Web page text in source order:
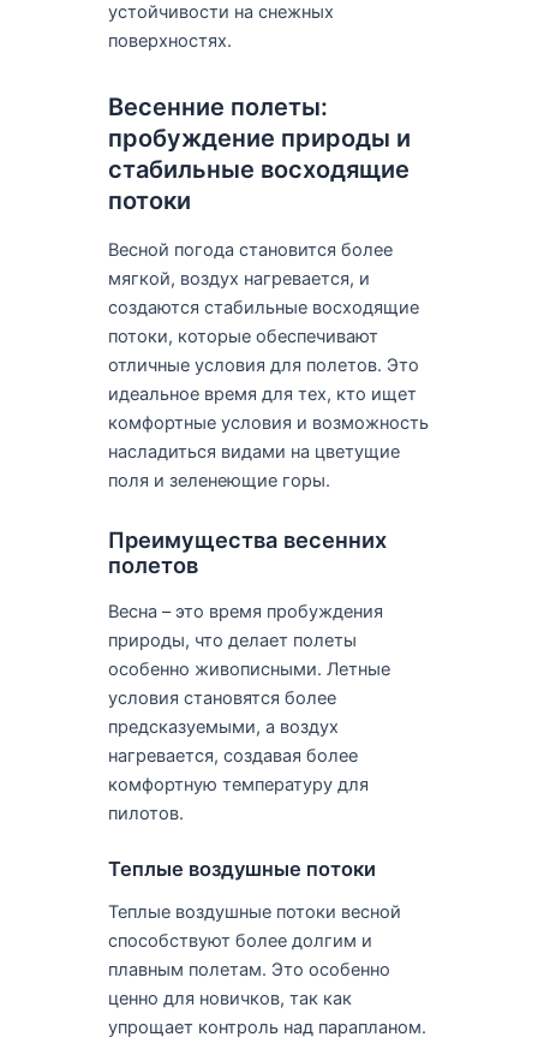
устойчивости на снежных
поверхностях.
Весенние полеты:
пробуждение природы и
стабильные восходящие
потоки
Весной погода становится более
мягкой, воздух нагревается, и
создаются стабильные восходящие
потоки, которые обеспечивают
отличные условия для полетов. Это
идеальное время для тех, кто ищет
комфортные условия и возможность
насладиться видами на цветущие
поля и зеленеющие горы.
Преимущества весенних
полетов
Весна – это время пробуждения
природы, что делает полеты
особенно живописными. Летные
условия становятся более
предсказуемыми, а воздух
нагревается, создавая более
комфортную температуру для
пилотов.
Теплые воздушные потоки
Теплые воздушные потоки весной
способствуют более долгим и
плавным полетам. Это особенно
ценно для новичков, так как
упрощает контроль над парапланом.